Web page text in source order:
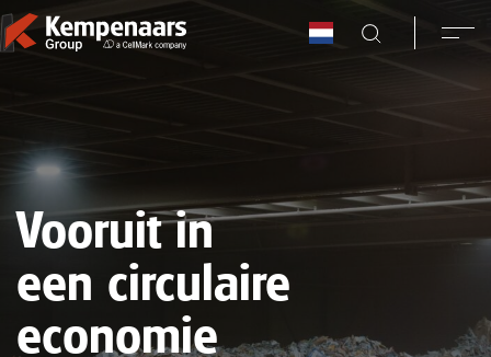
Vooruit in
een circulaire
economie